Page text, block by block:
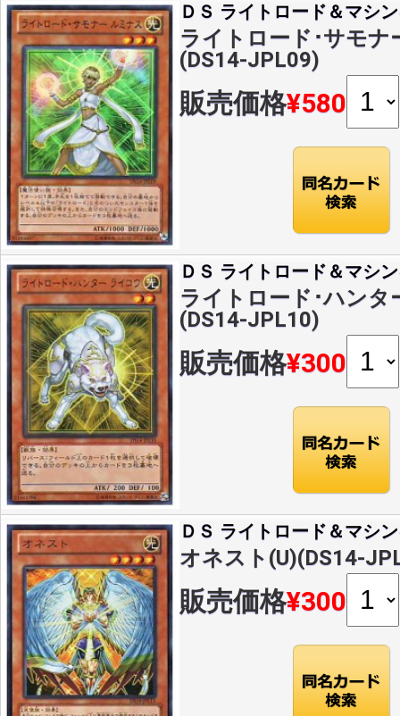
ＤＳ ライトロード＆マシ
ライトロード･サモナ
(DS14-JPL09)
販売価格¥580
ＤＳ ライトロード＆マシ
ライトロード･ハンタ
(DS14-JPL10)
販売価格¥300
ＤＳ ライトロード＆マシ
オネスト(U)(DS14-
販売価格¥300